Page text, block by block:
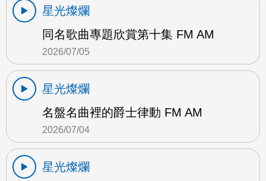
星光燦爛
同名歌曲專題欣賞第十集 FM AM
2026/07/05
星光燦爛
名盤名曲裡的爵士律動 FM AM
2026/07/04
星光燦爛